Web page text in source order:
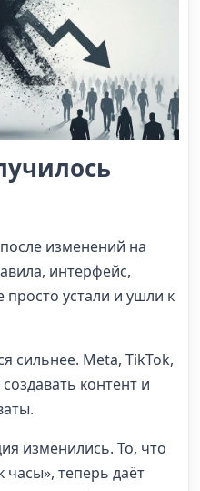
изменений на
интерфейс,
устали и ушли к
сильнее. Meta, TikTok,
контент и
изменились. То, что
часы», теперь даёт